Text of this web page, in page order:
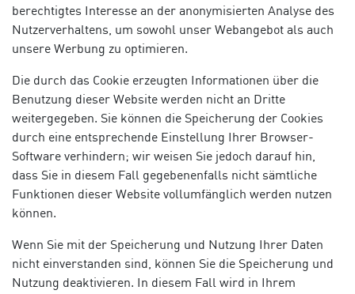
berechtigtes Interesse an der anonymisierten Analyse des
Nutzerverhaltens, um sowohl unser Webangebot als auch
unsere Werbung zu optimieren.
Die durch das Cookie erzeugten Informationen über die
Benutzung dieser Website werden nicht an Dritte
weitergegeben. Sie können die Speicherung der Cookies
durch eine entsprechende Einstellung Ihrer Browser-
Software verhindern; wir weisen Sie jedoch darauf hin,
dass Sie in diesem Fall gegebenenfalls nicht sämtliche
Funktionen dieser Website vollumfänglich werden nutzen
können.
Wenn Sie mit der Speicherung und Nutzung Ihrer Daten
nicht einverstanden sind, können Sie die Speicherung und
Nutzung deaktivieren. In diesem Fall wird in Ihrem